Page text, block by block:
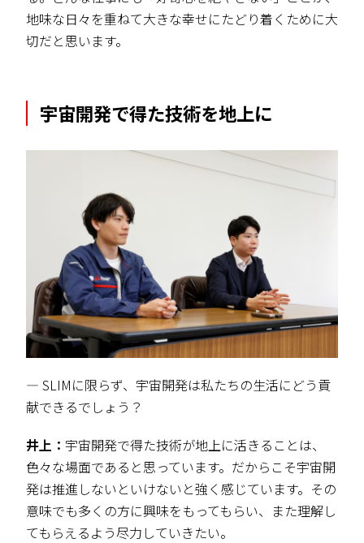
地味な日々を重ねて大きな幸せにたどり着くために大
切だと思います。
宇宙開発で得た技術を地上に
― SLIMに限らず、宇宙開発は私たちの生活にどう貢
献できるでしょう？
井上： 宇宙開発で得た技術が地上に活きることは、
色々な場面であると思っています。だからこそ宇宙開
発は推進しないといけないと強く感じています。その
意味でも多くの方に興味をもってもらい、また理解し
てもらえるよう尽力していきたい。